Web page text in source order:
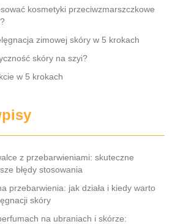
kosmetyki przeciwzmarszczkowe
zimowej skóry w 5 krokach
skóry na szyi?
w 5 krokach
z przebarwieniami: skuteczne
błędy stosowania
przebarwienia: jak działa i kiedy warto
skóry
na ubraniach i skórze: